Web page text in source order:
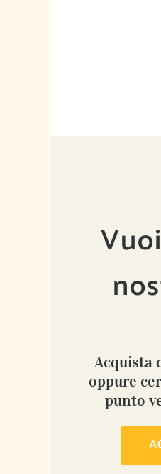
Acquista
oppure
punto